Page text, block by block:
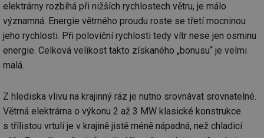
elektrárny rozbíhá při nižších rychlostech větru, je málo
významná. Energie větrného proudu roste se třetí mocninou
jeho rychlosti. Při poloviční rychlosti tedy vítr nese jen osminu
energie. Celková velikost takto získaného „bonusu“ je velmi
malá.
Z hlediska vlivu na krajinný ráz je nutno srovnávat srovnatelné.
Větrná elektrárna o výkonu 2 až 3 MW klasické konstrukce
s třílistou vrtulí je v krajině jistě méně nápadná, než chladicí